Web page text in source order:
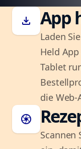
download App
Laden
Held
Tablet
die Web-
camera
Scannen